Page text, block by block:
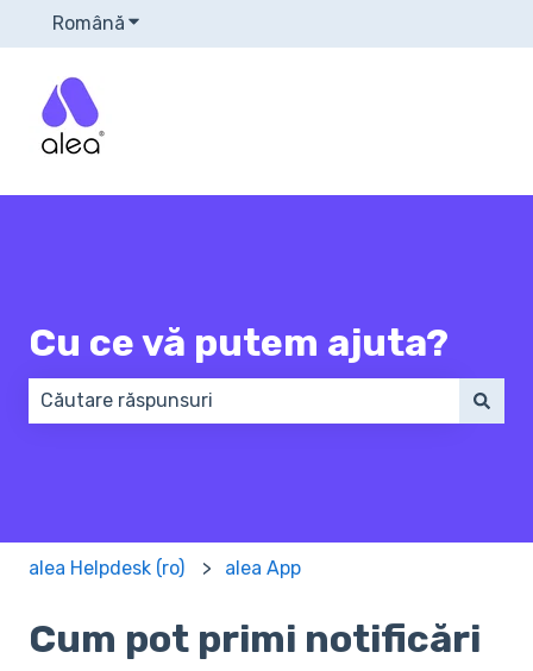
Română Afișare submeniu pentru traduceri
Cu ce vă putem ajuta?
alea Helpdesk (ro) alea App
Cum pot primi notificări